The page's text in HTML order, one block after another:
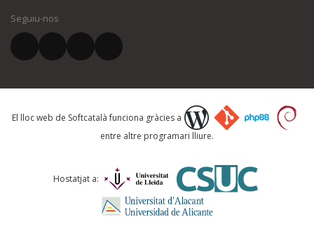
El vostre correu electrònic *
Què proposeu?
Comentari *
Seguiu-nos
El lloc web de Softcatalà funciona gràcies a
entre altre programari lliure.
Hostatjat a: